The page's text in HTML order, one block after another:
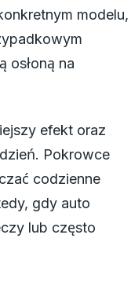
modelu,
osłoną na
efekt oraz
Pokrowce
codzienne
gdy auto
lub często